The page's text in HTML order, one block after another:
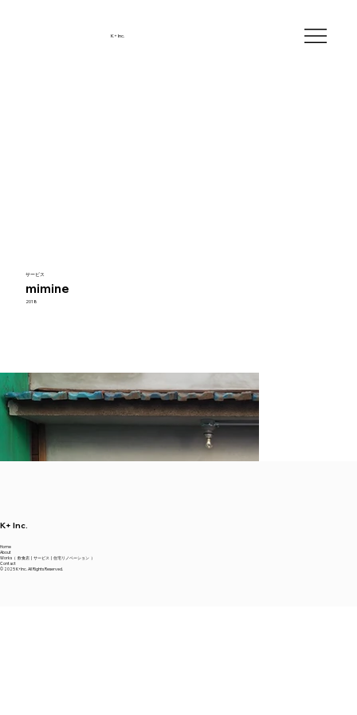
K+ Inc.
サービス
mimine
2018
K+ Inc.
Home
About
Works（ 飲食店 サービス 住宅リノベーション ）
Contact
© 2025 K+Inc. All Rights Reserved.